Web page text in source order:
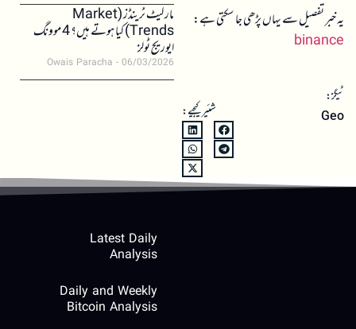
یہ خبر تفصیل سے یہاں پڑھی جا سکتی ہے:
binance
ٹیگز:
Geo شئیر کیجیے:
مارکیٹ ٹرینڈز (Market
Trends) کیا ہوتے ہیں؟ 4 موونگ
ایوریج ٹولز
Owais Paracha 06/03/2026
Latest Daily
Analysis
Daily and Weekly
Bitcoin Analysis